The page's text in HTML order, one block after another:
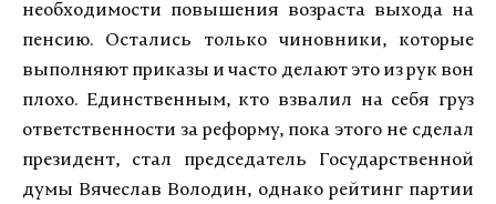
необходимости повышения возраста выхода на
пенсию. Остались только чиновники, которые
выполняют приказы и часто делают это из рук вон
плохо. Единственным, кто взвалил на себя груз
ответственности за реформу, пока этого не сделал
президент, стал председатель Государственной
думы Вячеслав Володин, однако рейтинг партии